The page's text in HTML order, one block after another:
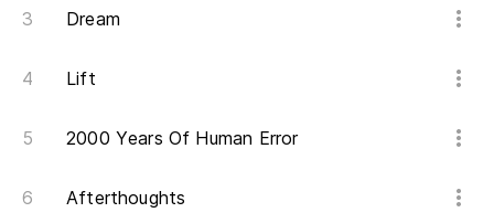
Dream
Lift
2000 Years Of Human Error
Afterthoughts